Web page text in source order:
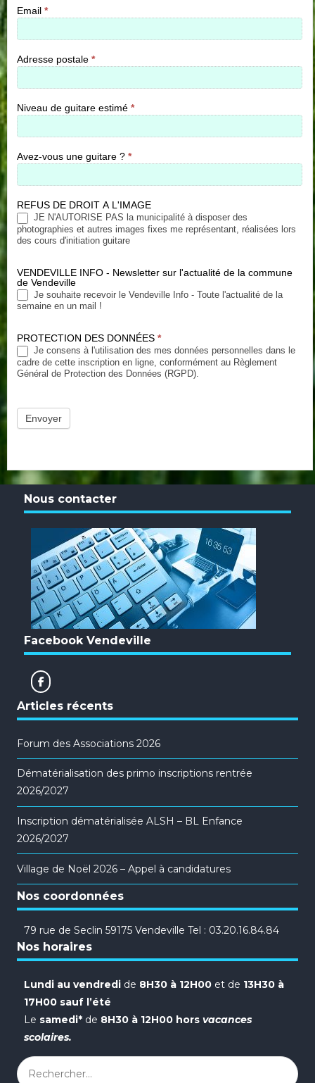
Email*
Adresse postale*
Niveau de guitare estimé*
Avez-vous une guitare ?*
REFUS DE DROIT A L'IMAGE
JE N'AUTORISE PAS la municipalité à disposer des
photographies et autres images fixes me représentant, réalisées lors
des cours d'initiation guitare
VENDEVILLE INFO - Newsletter sur l'actualité de la commune
de Vendeville
Je souhaite recevoir le Vendeville Info - Toute l'actualité de la
semaine en un mail !
PROTECTION DES DONNÉES*
Je consens à l'utilisation des mes données personnelles dans le
cadre de cette inscription en ligne, conformément au Règlement
Général de Protection des Données (RGPD).
Envoyer
Nous contacter
Facebook Vendeville
Articles récents
Forum des Associations 2026
Dématérialisation des primo inscriptions rentrée
2026/2027
Inscription dématérialisée ALSH – BL Enfance
2026/2027
Village de Noël 2026 – Appel à candidatures
Nos coordonnées
79 rue de Seclin 59175 Vendeville Tel : 03.20.16.84.84
Nos horaires
Lundi au vendredi de 8H30 à 12H00 et de 13H30 à
17H00 sauf l’été
Le samedi* de 8H30 à 12H00 hors vacances
scolaires.
Rechercher :